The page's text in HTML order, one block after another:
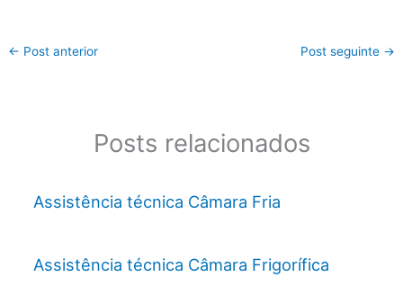
← Post anterior Post seguinte →
Posts relacionados
Assistência técnica Câmara Fria
Assistência técnica Câmara Frigorífica